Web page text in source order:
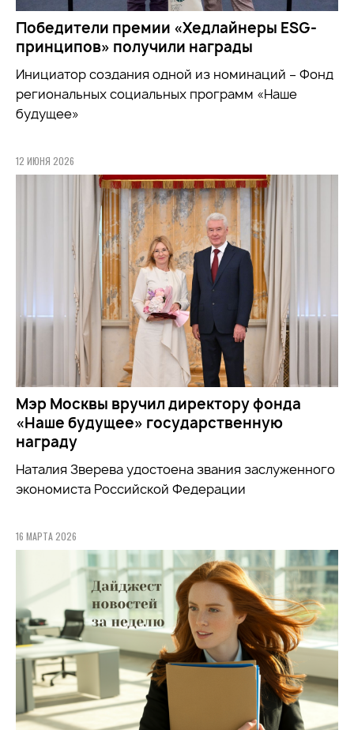
Победители премии «Хедлайнеры ESG-
принципов» получили награды
Инициатор создания одной из номинаций – Фонд
региональных социальных программ «Наше
будущее»
12 ИЮНЯ 2026
Мэр Москвы вручил директору фонда
«Наше будущее» государственную
награду
Наталия Зверева удостоена звания заслуженного
экономиста Российской Федерации
16 МАРТА 2026